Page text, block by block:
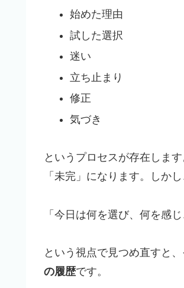
始めた理由
試した選択
迷い
立ち止まり
修正
気づき
というプロセスが存在しま
「未完」になります。しか
「今日は何を選び、何を感
という視点で見つめ直すと
の履歴です。